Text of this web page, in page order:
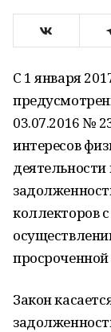
С 1 января
03.07.2016 №
интересов
деятельности
коллекторов
Закон